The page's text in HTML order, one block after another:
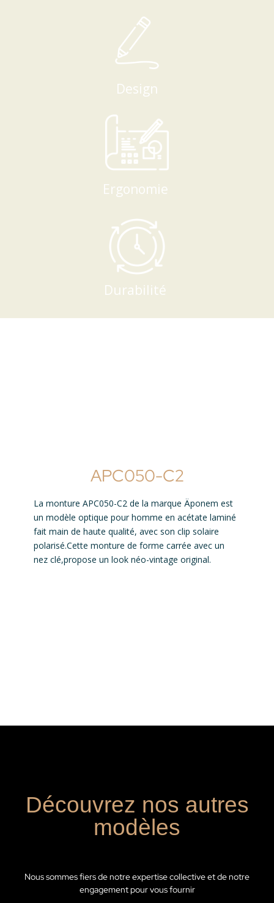
Design
Ergonomie
Durabilité
APC050-C2
La monture APC050-C2 de la marque Äponem est
un modèle optique pour homme en acétate laminé
fait main de haute qualité, avec son clip solaire
polarisé.Cette monture de forme carrée avec un
nez clé,propose un look néo-vintage original.
Découvrez nos autres
modèles
Nous sommes fiers de notre expertise collective et de notre
engagement pour vous fournir